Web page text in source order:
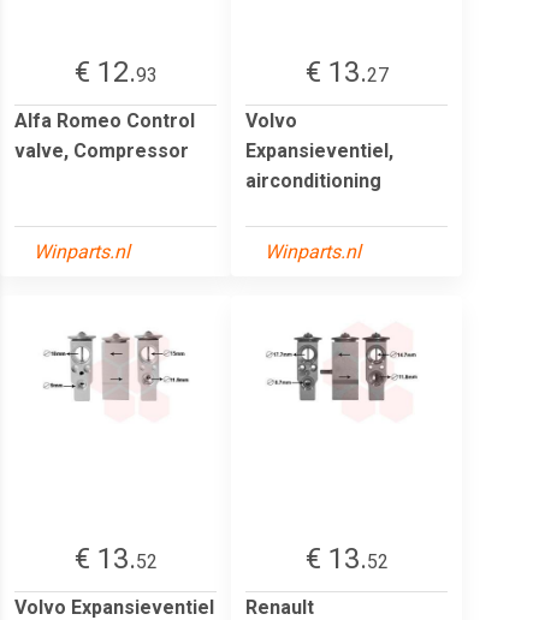
€ 12.93
Alfa Romeo Control
valve, Compressor
Winparts.nl
€ 13.27
Volvo
Expansieventiel,
airconditioning
Winparts.nl
€ 13.52
Volvo Expansieventiel
€ 13.52
Renault